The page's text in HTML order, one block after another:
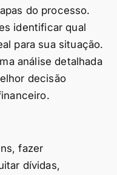
do processo.
identificar qual
para sua situação.
análise detalhada
decisão
fazer
dívidas,